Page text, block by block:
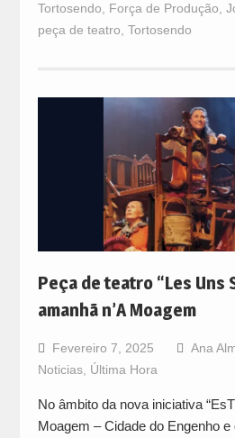
Tortosendo, Força de Produção,
peça de teatro, Tortosendo
Peça de teatro “Les Uns
amanhã n’A Moagem
Fevereiro 7, 2025 Ana
Noticias, Última Hora
No âmbito da nova iniciativa
Moagem – Cidade do Engenho